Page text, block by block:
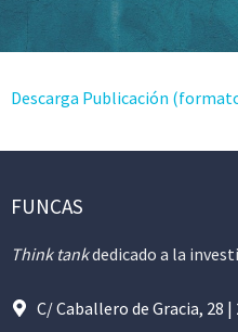
Descarga Publicación
FUNCAS
Think tankdedicado a la
C/ Caballero de Gracia, 28 |